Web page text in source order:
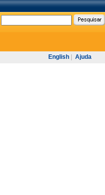
English Ajuda